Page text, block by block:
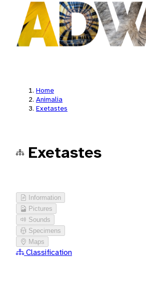
Home
Animalia
Exetastes
Exetastes
Information
Pictures
Sounds
Specimens
Maps
Classification